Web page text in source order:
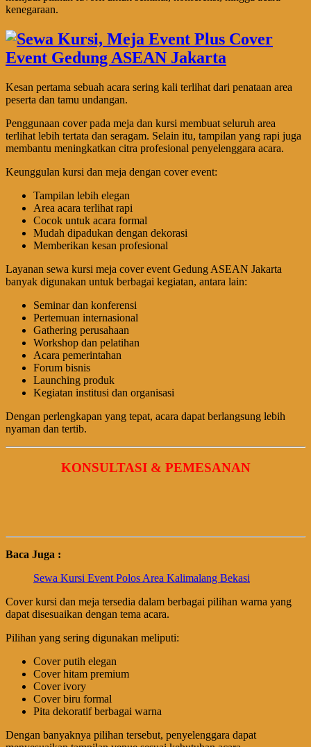
kenegaraan.
Kesan pertama sebuah acara sering kali terlihat dari penataan area
peserta dan tamu undangan.
Penggunaan cover pada meja dan kursi membuat seluruh area
terlihat lebih tertata dan seragam. Selain itu, tampilan yang rapi juga
membantu meningkatkan citra profesional penyelenggara acara.
Keunggulan kursi dan meja dengan cover event:
Tampilan lebih elegan
Area acara terlihat rapi
Cocok untuk acara formal
Mudah dipadukan dengan dekorasi
Memberikan kesan profesional
Layanan sewa kursi meja cover event Gedung ASEAN Jakarta
banyak digunakan untuk berbagai kegiatan, antara lain:
Seminar dan konferensi
Pertemuan internasional
Gathering perusahaan
Workshop dan pelatihan
Acara pemerintahan
Forum bisnis
Launching produk
Kegiatan institusi dan organisasi
Dengan perlengkapan yang tepat, acara dapat berlangsung lebih
nyaman dan tertib.
KONSULTASI & PEMESANAN
Baca Juga :
Sewa Kursi Event Polos Area Kalimalang Bekasi
Cover kursi dan meja tersedia dalam berbagai pilihan warna yang
dapat disesuaikan dengan tema acara.
Pilihan yang sering digunakan meliputi:
Cover putih elegan
Cover hitam premium
Cover ivory
Cover biru formal
Pita dekoratif berbagai warna
Dengan banyaknya pilihan tersebut, penyelenggara dapat